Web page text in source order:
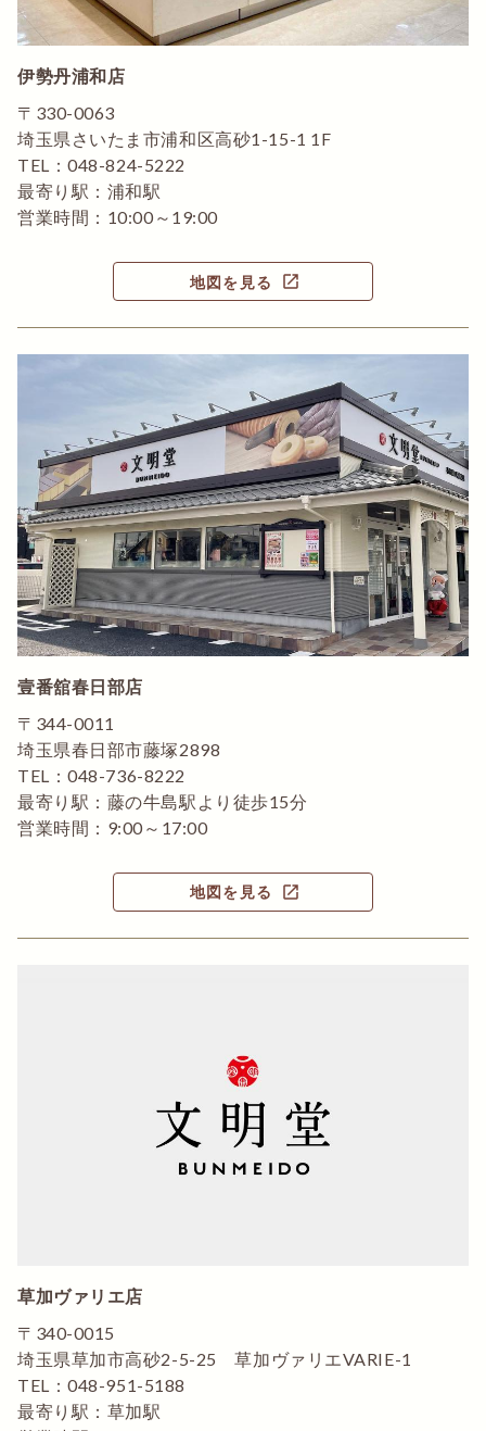
伊勢丹浦和店
〒330-0063
埼玉県さいたま市浦和区高砂1-15-1 1F
TEL：048-824-5222
最寄り駅：浦和駅
営業時間：10:00～19:00
地図を見る open_in_new
壹番舘春日部店
〒344-0011
埼玉県春日部市藤塚2898
TEL：048-736-8222
最寄り駅：藤の牛島駅より徒歩15分
営業時間：9:00～17:00
地図を見る open_in_new
草加ヴァリエ店
〒340-0015
埼玉県草加市高砂2-5-25 草加ヴァリエVARIE-1
TEL：048-951-5188
最寄り駅：草加駅